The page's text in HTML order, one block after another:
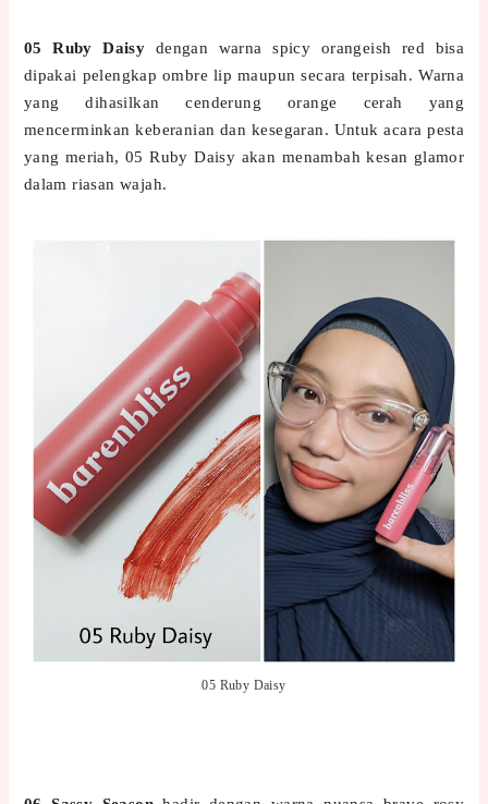
05 Ruby Daisy dengan warna spicy orangeish red bisa
dipakai pelengkap ombre lip maupun secara terpisah. Warna
yang dihasilkan cenderung orange cerah yang
mencerminkan keberanian dan kesegaran. Untuk acara pesta
yang meriah, 05 Ruby Daisy akan menambah kesan glamor
dalam riasan wajah.
05 Ruby Daisy